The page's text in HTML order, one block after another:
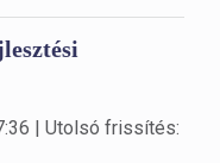
| Utolsó frissítés: